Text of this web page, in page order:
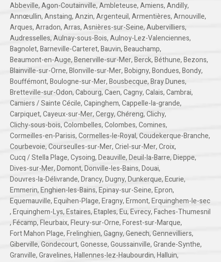
Abbeville,Agon-Coutainville,Ambleteuse,Amiens,Andilly,
Annœullin,Anstaing,Anzin,Argenteuil,Armentières,Arnouville,
Arques,Arradon,Arras,Asnières-sur-Seine,Aubervilliers,
Audresselles,Aulnay-sous-Bois,Aulnoy-Lez-Valenciennes,
Bagnolet,Barneville-Carteret,Bauvin,Beauchamp,
Beaumont-en-Auge,Benerville-sur-Mer,Berck,Béthune,Bezons,
Blainville-sur-Orne,Blonville-sur-Mer,Bobigny,Bondues,Bondy,
Bouffémont,Boulogne-sur-Mer,Bousbecque,Bray Dunes,
Bretteville-sur-Odon,Cabourg,Caen,Cagny,Calais,Cambrai,
Camiers / Sainte Cécile,Capinghem,Cappelle-la-grande,
Carpiquet,Cayeux-sur-Mer,Cergy,Chéreng,Clichy,
Clichy-sous-bois,Colombelles,Colombes,Comines,
Cormeilles-en-Parisis,Cormelles-le-Royal,Coudekerque-Branche,
Courbevoie,Courseulles-sur-Mer,Criel-sur-Mer,Croix,
Cucq / Stella Plage,Cysoing,Deauville,Deuil-la-Barre,Dieppe,
Dives-sur-Mer,Domont,Donville-les-Bains,Douai,
Douvres-la-Délivrande,Drancy,Dugny,Dunkerque,Ecurie,
Emmerin,Enghien-les-Bains,Epinay-sur-Seine,Epron,
Equemauville,Equihen-Plage,Eragny,Ermont,Erquinghem-le-sec
,Erquinghem-Lys,Estaires,Etaples,Eu,Evrecy,Faches-Thumesnil
,Fécamp,Fleurbaix,Fleury-sur-Orne,Forest-sur-Marque,
Fort Mahon Plage,Frelinghien,Gagny,Genech,Gennevilliers,
Giberville,Gondecourt,Gonesse,Goussainville,Grande-Synthe,
Granville,Gravelines,Hallennes-lez-Haubourdin,Halluin,